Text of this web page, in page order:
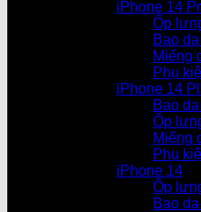
iPhone 14
Ốp
Bao
Miếng
Phụ
iPhone 14
Bao
Ốp
Miếng
Phụ
iPhone 14
Ốp
Bao